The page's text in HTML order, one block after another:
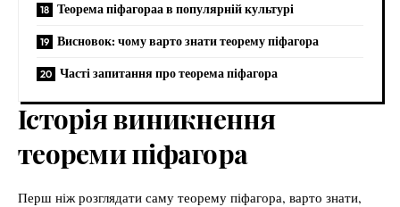
Теорема піфагораа в популярній культурі
Висновок: чому варто знати теорему піфагора
Часті запитання про теорема піфагора
Історія виникнення
теореми піфагора
Перш ніж розглядати саму теорему піфагора, варто знати,